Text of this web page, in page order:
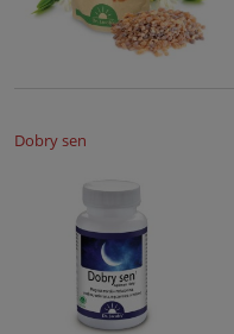
Dobry sen